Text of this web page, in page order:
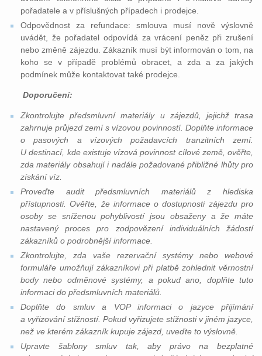
pořadatele a v příslušných případech i prodejce.
Odpovědnost za refundace: smlouva musí nově výslovně
uvádět, že pořadatel odpovídá za vrácení peněz při zrušení
nebo změně zájezdu. Zákazník musí být informován o tom, na
koho se v případě problémů obracet, a zda a za jakých
podmínek může kontaktovat také prodejce.
Doporučení:
Zkontrolujte předsmluvní materiály u zájezdů, jejichž trasa
zahrnuje průjezd zemí s vízovou povinností. Doplňte informace
o pasových a vízových požadavcích tranzitních zemí.
U destinací, kde existuje vízová povinnost cílové země, ověřte,
zda materiály obsahují i nadále požadované přibližné lhůty pro
získání víz.
Proveďte audit předsmluvních materiálů z hlediska
přístupnosti. Ověřte, že informace o dostupnosti zájezdu pro
osoby se sníženou pohyblivostí jsou obsaženy a že máte
nastavený proces pro zodpovězení individuálních žádostí
zákazníků o podrobnější informace.
Zkontrolujte, zda vaše rezervační systémy nebo webové
formuláře umožňují zákazníkovi při platbě zohlednit věrnostní
body nebo odměnové systémy, a pokud ano, doplňte tuto
informaci do předsmluvních materiálů.
Doplňte do smluv a VOP informaci o jazyce přijímání
a vyřizování stížností. Pokud vyřizujete stížnosti v jiném jazyce,
než ve kterém zákazník kupuje zájezd, uveďte to výslovně.
Upravte šablony smluv tak, aby právo na bezplatné